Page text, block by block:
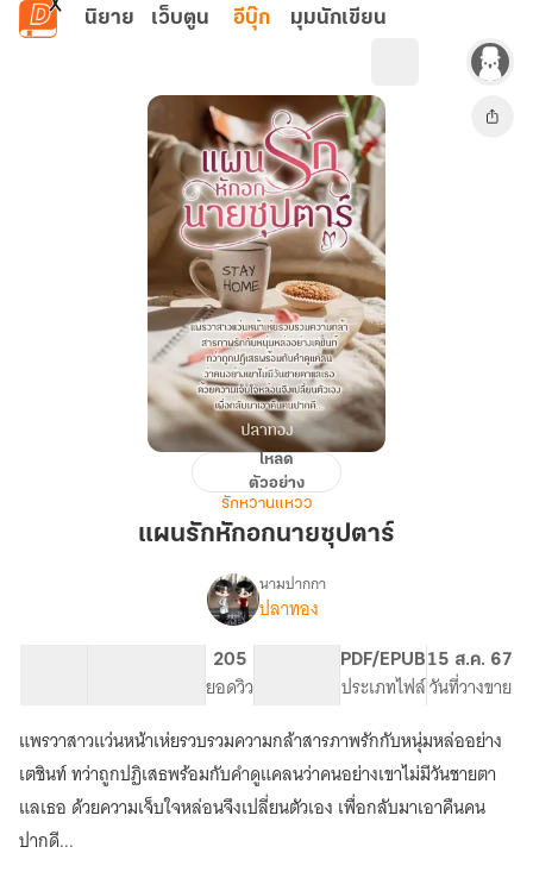
ข้ามไปยังเนื้อหาหลัก
นิยาย เว็บตูน อีบุ๊ก มุมนักเขียน
หักอก
โหลด
ตัวอย่าง
รักหวานแหวว
แผนรักหักอกนายซุปตาร์
เรื่อง
ตาร์
(มี
E-
book
นามปากกา
ปลาทอง
205
ยอดวิว
PDF/EPUB
ประเภทไฟล์
15 ส.ค. 67
วันที่วางขาย
แพรวาสาวแว่นหน้าเห่ยรวบรวมความกล้าสารภาพรักกับหนุ่มหล่ออย่าง
เตชินท์ ทว่าถูกปฏิเสธพร้อมกับคำดูแคลนว่าคนอย่างเขาไม่มีวันชายตา
แลเธอ ด้วยความเจ็บใจหล่อนจึงเปลี่ยนตัวเอง เพื่อกลับมาเอาคืนคน
ปากดี...